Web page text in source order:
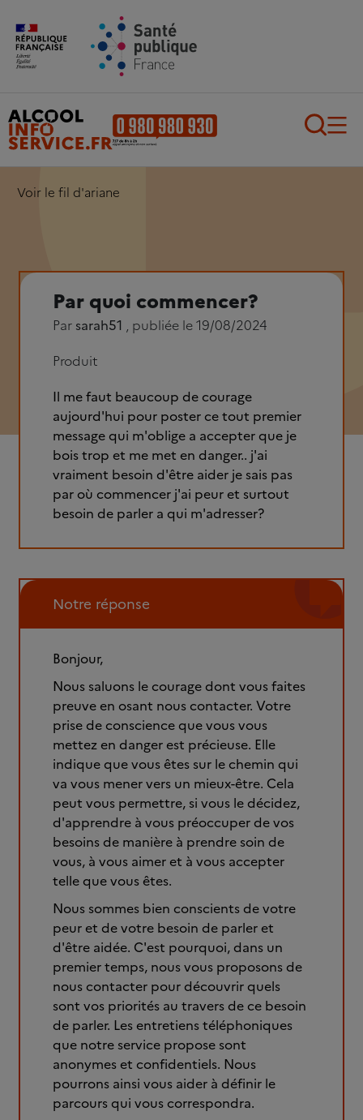
Aller au contenu principal
Voir le fil d'ariane
Par quoi commencer?
Par sarah51 , publiée le 19/08/2024
Produit
Il me faut beaucoup de courage
aujourd'hui pour poster ce tout premier
message qui m'oblige a accepter que je
bois trop et me met en danger.. j'ai
vraiment besoin d'être aider je sais pas
par où commencer j'ai peur et surtout
besoin de parler a qui m'adresser?
Notre réponse
Bonjour,
Nous saluons le courage dont vous faites
preuve en osant nous contacter. Votre
prise de conscience que vous vous
mettez en danger est précieuse. Elle
indique que vous êtes sur le chemin qui
va vous mener vers un mieux-être. Cela
peut vous permettre, si vous le décidez,
d'apprendre à vous préoccuper de vos
besoins de manière à prendre soin de
vous, à vous aimer et à vous accepter
telle que vous êtes.
Nous sommes bien conscients de votre
peur et de votre besoin de parler et
d'être aidée. C'est pourquoi, dans un
premier temps, nous vous proposons de
nous contacter pour découvrir quels
sont vos priorités au travers de ce besoin
de parler. Les entretiens téléphoniques
que notre service propose sont
anonymes et confidentiels. Nous
pourrons ainsi vous aider à définir le
parcours qui vous correspondra.